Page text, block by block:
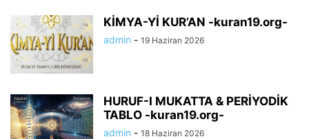
KİMYA-Yİ KUR’AN -kuran19.org-
admin - 19 Haziran 2026
HURUF-I MUKATTA & PERİYODİK
TABLO -kuran19.org-
admin - 18 Haziran 2026